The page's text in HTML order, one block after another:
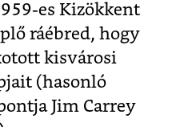
es Kizökkent
ráébred, hogy
kisvárosi
(hasonló
Jim Carrey